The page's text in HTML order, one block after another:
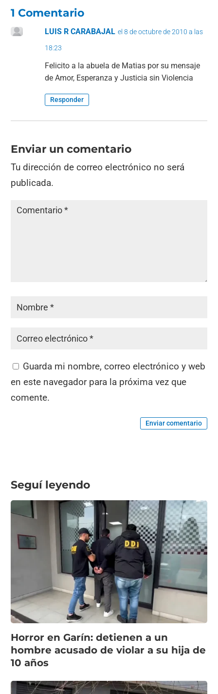
b
o
o
k
A
p
p
m
1 Comentario
LUIS R CARABAJAL el 8 de octubre de 2010 a las
18:23
Felicito a la abuela de Matias por su mensaje
de Amor, Esperanza y Justicia sin Violencia
Responder
Enviar un comentario
Tu dirección de correo electrónico no será
publicada.
Guarda mi nombre, correo electrónico y web
en este navegador para la próxima vez que
comente.
Enviar comentario
Seguí leyendo
Horror en Garín: detienen a un
hombre acusado de violar a su hija de
10 años